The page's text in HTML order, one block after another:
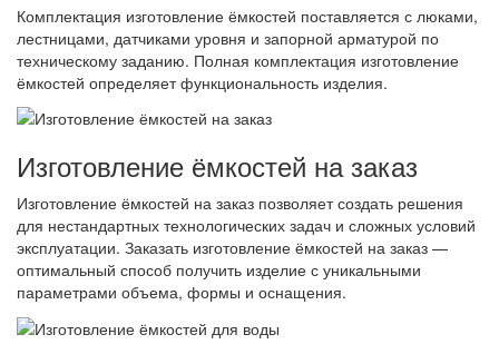
Комплектация изготовление ёмкостей поставляется с люками,
лестницами, датчиками уровня и запорной арматурой по
техническому заданию. Полная комплектация изготовление
ёмкостей определяет функциональность изделия.
Изготовление ёмкостей на заказ
Изготовление ёмкостей на заказ позволяет создать решения
для нестандартных технологических задач и сложных условий
эксплуатации. Заказать изготовление ёмкостей на заказ —
оптимальный способ получить изделие с уникальными
параметрами объема, формы и оснащения.